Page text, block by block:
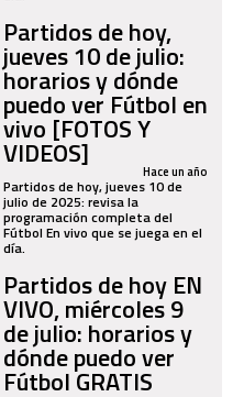
Partidos de hoy,
jueves 10 de julio:
horarios y dónde
puedo ver Fútbol en
vivo [FOTOS Y
VIDEOS] Hace un año
Partidos de hoy, jueves 10 de
julio de 2025: revisa la
programación completa del
Fútbol En vivo que se juega en el
día.
Partidos de hoy EN
VIVO, miércoles 9
de julio: horarios y
dónde puedo ver
Fútbol GRATIS